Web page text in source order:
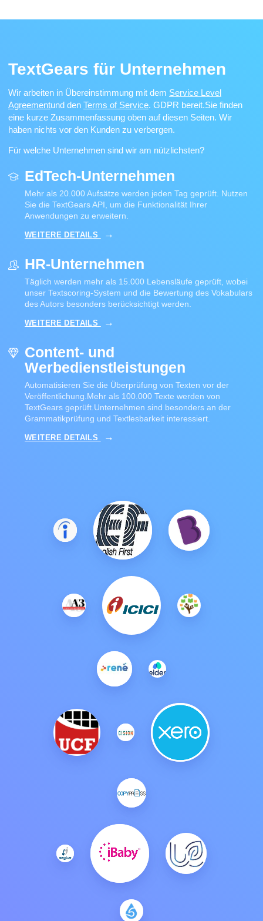
TextGears für Unternehmen
Wir arbeiten in Übereinstimmung mit dem Service Level
Agreementund den Terms of Service. GDPR bereit.Sie finden
eine kurze Zusammenfassung oben auf diesen Seiten. Wir
haben nichts vor den Kunden zu verbergen.
Für welche Unternehmen sind wir am nützlichsten?
EdTech-Unternehmen
Mehr als 20.000 Aufsätze werden jeden Tag geprüft. Nutzen
Sie die TextGears API, um die Funktionalität Ihrer
Anwendungen zu erweitern.
WEITERE DETAILS
HR-Unternehmen
Täglich werden mehr als 15.000 Lebensläufe geprüft, wobei
unser Textscoring-System und die Bewertung des Vokabulars
des Autors besonders berücksichtigt werden.
WEITERE DETAILS
Content- und
Werbedienstleistungen
Automatisieren Sie die Überprüfung von Texten vor der
Veröffentlichung.Mehr als 100.000 Texte werden von
TextGears geprüft.Unternehmen sind besonders an der
Grammatikprüfung und Textlesbarkeit interessiert.
WEITERE DETAILS